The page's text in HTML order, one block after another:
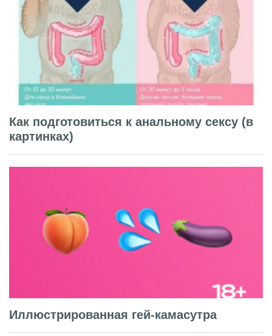
Как подготовиться к анальному сексу (в
картинках)
Иллюстрированная гей-камасутра